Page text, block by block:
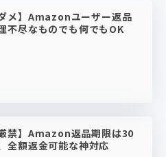
ダメ】Amazonユーザー返品
不尽なものでも何でもOK
厳禁】Amazon返品期限は30
全額返金可能な神対応